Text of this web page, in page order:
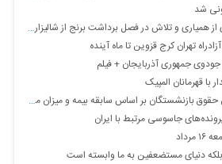
شد
و تلاش در فصل برداشت برنج از شالیزارهای شمال کشور
تهران کرج قزوین تا ماه آینده
جودوی جمهوری آذربایجان + فیلم
با قهرمانان المپیک
بازنشستگان بر اساس سابقه بیمه و میزان مستمری + جزئیات
جاسوسی مرتبط با ایران
بلکه دنیای مستضعفین به ما وابسته است